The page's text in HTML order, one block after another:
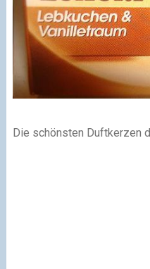
Die schönsten Duftkerzen